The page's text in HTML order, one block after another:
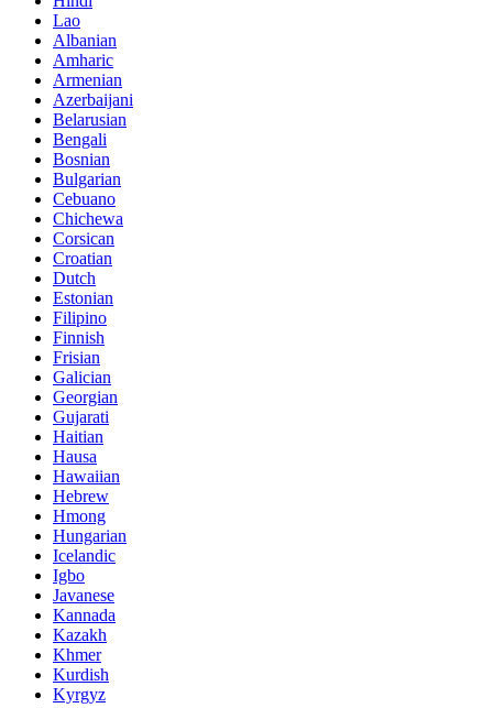
Lao
Albanian
Amharic
Armenian
Azerbaijani
Belarusian
Bengali
Bosnian
Bulgarian
Cebuano
Chichewa
Corsican
Croatian
Dutch
Estonian
Filipino
Finnish
Frisian
Galician
Georgian
Gujarati
Haitian
Hausa
Hawaiian
Hebrew
Hmong
Hungarian
Icelandic
Igbo
Javanese
Kannada
Kazakh
Khmer
Kurdish
Kyrgyz